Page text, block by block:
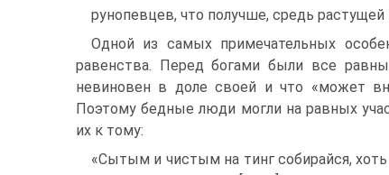
рунопевцев, что получше, средь
Одной из самых примечательных
равенства. Перед богами были все
невиновен в доле своей и что «может
Поэтому бедные люди могли на равных
их к тому:
«Сытым и чистым на тинг собирайся,